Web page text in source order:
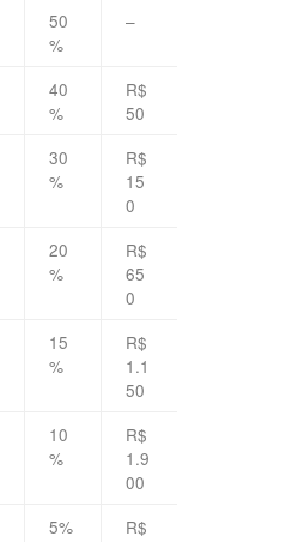
50
%
–
40
%
R$
50
30
%
R$
15
0
20
%
R$
65
0
15
%
R$
1.1
50
10
%
R$
1.9
00
5%
R$